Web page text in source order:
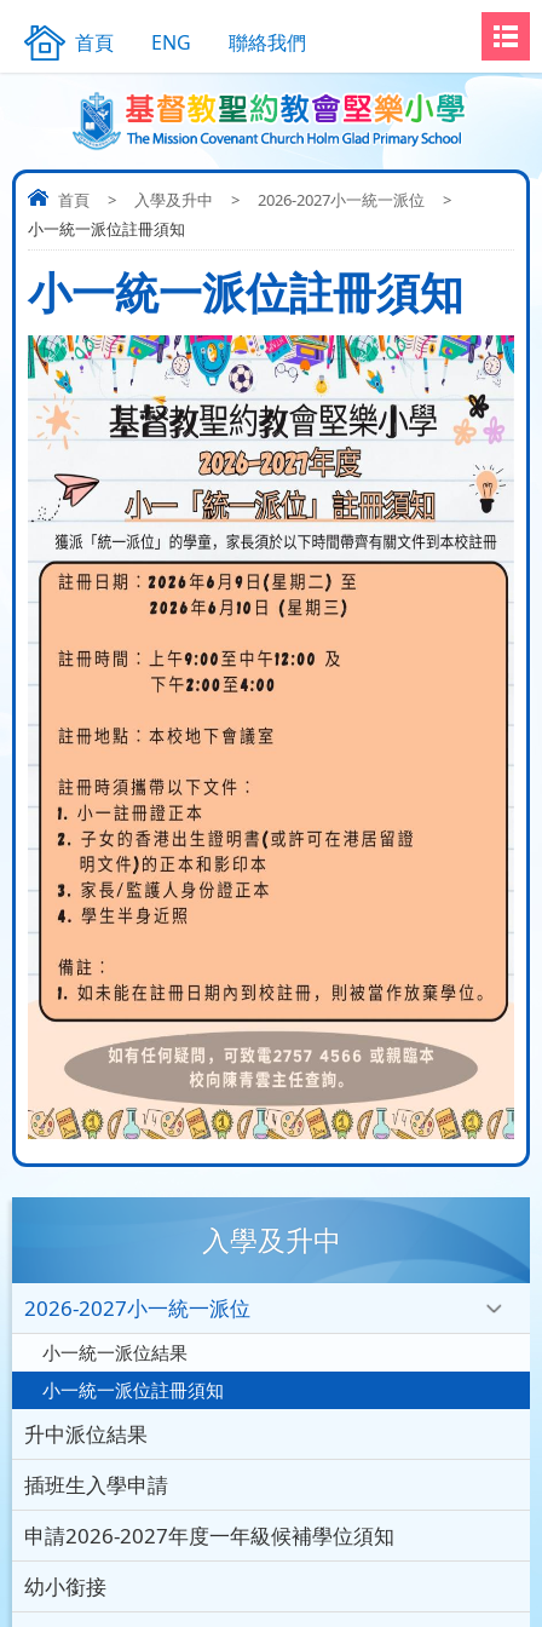
首頁 ENG 聯絡我們
首頁 > 入學及升中 > 2026-2027小一統一派位
>
小一統一派位註冊須知
小一統一派位註冊須知
入學及升中
2026-2027小一統一派位
小一統一派位結果
小一統一派位註冊須知
升中派位結果
插班生入學申請
申請2026-2027年度一年級候補學位須知
幼小銜接